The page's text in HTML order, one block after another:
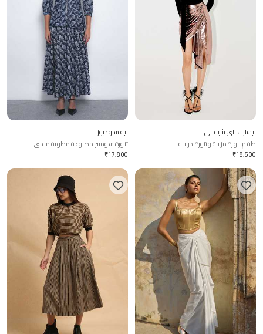
تيشارث باي شيفاني
طقم بلوزة مزينة وتنورة درابيه
₹18,500
ليه ستوديوز
تنورة سوميير مطبوعة مطوية ميدي
₹17,800